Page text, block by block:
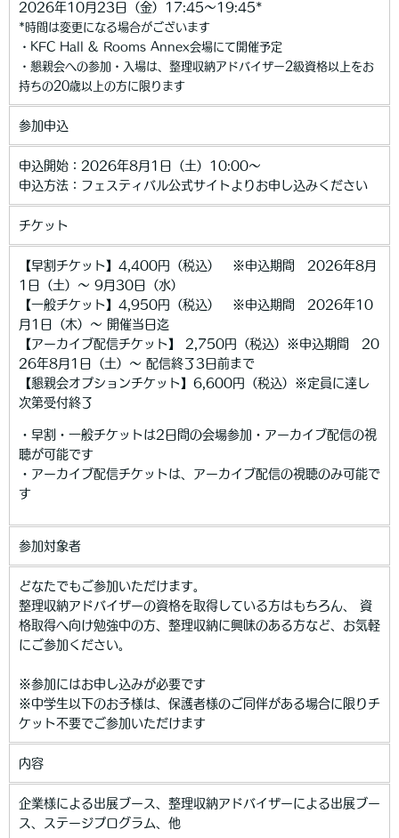
2026年10月23日（金）17:45～19:45*
*時間は変更になる場合がございます
・KFC Hall & Rooms Annex会場にて開催予定
・懇親会への参加・入場は、整理収納アドバイザー2級資格以上をお
持ちの20歳以上の方に限ります
参加申込
申込開始：2026年8月1日（土）10:00～
申込方法：フェスティバル公式サイトよりお申し込みください
チケット
【早割チケット】4,400円（税込） ※申込期間 2026年8月
1日（土）～ 9月30日（水）
【一般チケット】4,950円（税込） ※申込期間 2026年10
月1日（木）～ 開催当日迄
【アーカイブ配信チケット】 2,750円（税込）※申込期間 20
26年8月1日（土）～ 配信終了3日前まで
【懇親会オプションチケット】6,600円（税込）※定員に達し
次第受付終了
・早割・一般チケットは2日間の会場参加・アーカイブ配信の視
聴が可能です
・アーカイブ配信チケットは、アーカイブ配信の視聴のみ可能で
す
参加対象者
どなたでもご参加いただけます。
整理収納アドバイザーの資格を取得している方はもちろん、 資
格取得へ向け勉強中の方、整理収納に興味のある方など、お気軽
にご参加ください。
※参加にはお申し込みが必要です
※中学生以下のお子様は、保護者様のご同伴がある場合に限りチ
ケット不要でご参加いただけます
内容
企業様による出展ブース、整理収納アドバイザーによる出展ブー
ス、ステージプログラム、他